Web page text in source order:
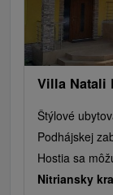
Villa Natali
Štýlové
Podhájskej
Hostia sa
Nitriansky